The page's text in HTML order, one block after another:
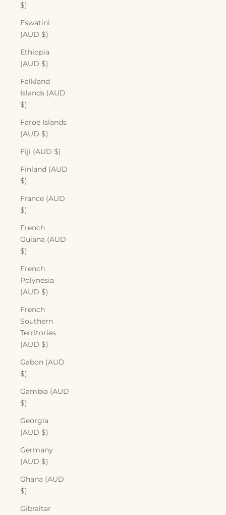
$)
Eswatini
(AUD $)
Ethiopia
(AUD $)
Falkland
Islands (AUD
$)
Faroe Islands
(AUD $)
Fiji (AUD $)
Finland (AUD
$)
France (AUD
$)
French
Guiana (AUD
$)
French
Polynesia
(AUD $)
French
Southern
Territories
(AUD $)
Gabon (AUD
$)
Gambia (AUD
$)
Georgia
(AUD $)
Germany
(AUD $)
Ghana (AUD
$)
Gibraltar